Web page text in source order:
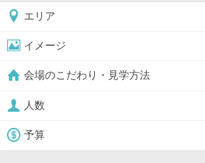
エリア
イメージ
会場のこだわり・見学方法
人数
予算